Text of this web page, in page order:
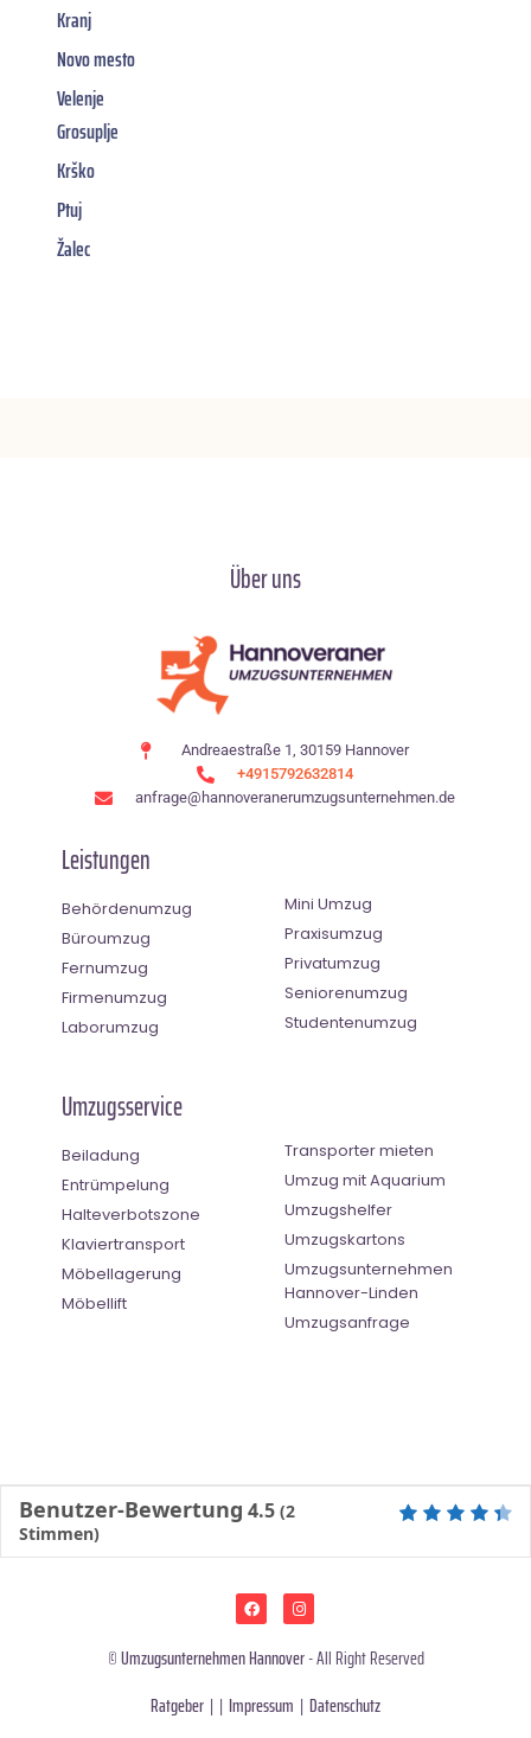
Kranj
Novo mesto
Velenje
Grosuplje
Krško
Ptuj
Žalec
Über uns
Andreaestraße 1, 30159 Hannover
+4915792632814
anfrage@hannoveranerumzugsunternehmen.de
Leistungen
Behördenumzug
Büroumzug
Fernumzug
Firmenumzug
Laborumzug
Mini Umzug
Praxisumzug
Privatumzug
Seniorenumzug
Studentenumzug
Umzugsservice
Beiladung
Entrümpelung
Halteverbotszone
Klaviertransport
Möbellagerung
Möbellift
Transporter mieten
Umzug mit Aquarium
Umzugshelfer
Umzugskartons
Umzugsunternehmen
Hannover-Linden
Umzugsanfrage
Benutzer-Bewertung 4.5 (2
Stimmen)
©Umzugsunternehmen Hannover- All Right Reserved
Ratgeber | | Impressum | Datenschutz